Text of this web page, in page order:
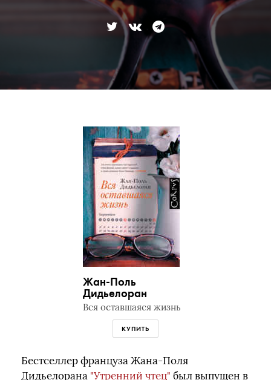
Жан-Поль
Дидьелоран
Вся оставшаяся жизнь
КУПИТЬ
Бестселлер француза Жана-Поля
Дидьелорана "Утренний чтец" был выпущен в